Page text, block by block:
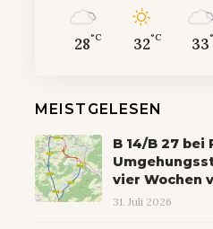
28°C 32°C 33
MEISTGELESEN
B 14/B 27 bei
vier Wochen
31. Juli 2026